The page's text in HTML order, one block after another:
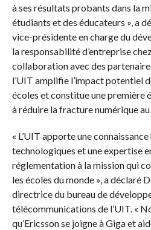
à ses résultats probants dans la
étudiants et des éducateurs », a
vice-présidente en charge du
la responsabilité d’entreprise
collaboration avec des
l’UIT amplifie l’impact potentiel
écoles et constitue une première
à réduire la fracture numérique
« L’UIT apporte une
technologiques et une expertise
réglementation à la mission qui
les écoles du monde », a déclaré
directrice du bureau de
télécommunications de l’UIT. «
qu’Ericsson se joigne à Giga et